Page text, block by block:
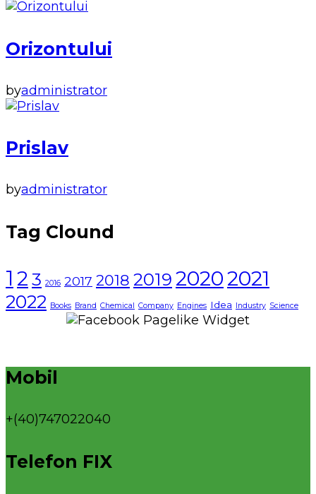
Orizontului
byadministrator
Prislav
byadministrator
Tag Clound
1 2 3 2016 2017 2018 2019 20202021
2022 Books Brand Chemical Company Engines Idea Industry Science
Mobil
+(40)747022040
Telefon FIX